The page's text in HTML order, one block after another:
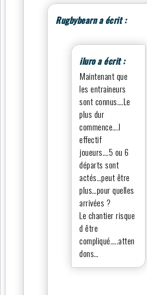
Rugbybearn a écrit :
iluro a écrit :
Maintenant que
les entraineurs
sont connus….Le
plus dur
commence….l
effectif
joueurs….5 ou 6
départs sont
actés…peut être
plus…pour quelles
arrivées ?
Le chantier risque
d être
compliqué…..atten
dons…